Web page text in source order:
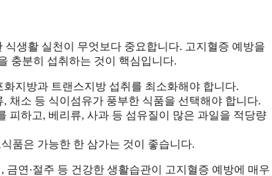
생활 실천이 무엇보다 중요합니다. 고지혈증 예방을
충분히 섭취하는 것이 핵심입니다.
지방과 트랜스지방 섭취를 최소화해야 합니다.
채소 등 식이섬유가 풍부한 식품을 선택해야 합니다.
피하고, 베리류, 사과 등 섬유질이 많은 과일을 적당량
품은 가능한 한 삼가는 것이 좋습니다.
연·절주 등 건강한 생활습관이 고지혈증 예방에 매우